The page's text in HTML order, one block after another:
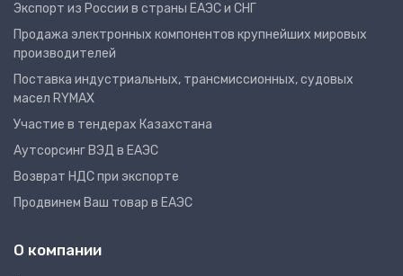
Экспорт из России в страны ЕАЭС и СНГ
Продажа электронных компонентов крупнейших мировых
производителей
Поставка индустриальных, трансмиссионных, судовых
масел RYMAX
Участие в тендерах Казахстана
Аутсорсинг ВЭД в ЕАЭС
Возврат НДС при экспорте
Продвинем Ваш товар в ЕАЭС
О компании